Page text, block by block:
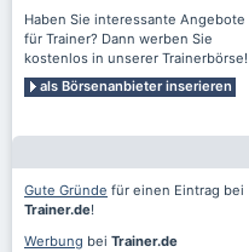
Haben Sie interessante Angebote
für Trainer? Dann werben Sie
kostenlos in unserer Trainerbörse!
als Börsenanbieter inserieren
Gute Gründe für einen Eintrag bei
Trainer.de!
Werbung bei Trainer.de